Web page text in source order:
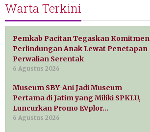
Warta Terkini
Pemkab Pacitan Tegaskan Komitmen
Perlindungan Anak Lewat Penetapan
Perwalian Serentak
6 Agustus 2026
Museum SBY-Ani Jadi Museum
Pertama di Jatim yang Miliki SPKLU,
Luncurkan Promo EVplor…
6 Agustus 2026